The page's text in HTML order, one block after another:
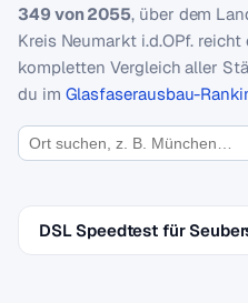
349 von 2055, über dem
Kreis Neumarkt i.d.OPf.
kompletten Vergleich aller
du im Glasfaserausbau-
DSL Speedtest für